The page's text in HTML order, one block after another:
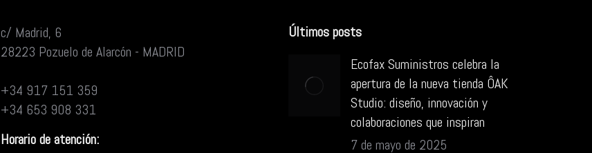
c/ Madrid, 6
28223 Pozuelo de Alarcón - MADRID
+34 917 151 359
+34 653 908 331
Horario de atención:
Últimos posts
Ecofax Suministros celebra la
apertura de la nueva tienda ÔAK
Studio: diseño, innovación y
colaboraciones que inspiran
7 de mayo de 2025